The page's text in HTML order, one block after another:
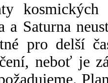
a Saturna
pro delší
neboť je